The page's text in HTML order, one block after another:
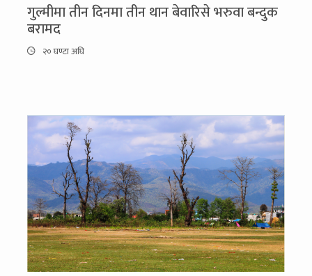
गुल्मीमा तीन दिनमा तीन थान बेवारिसे भरुवा बन्दुक
बरामद
२० घण्टा अघि